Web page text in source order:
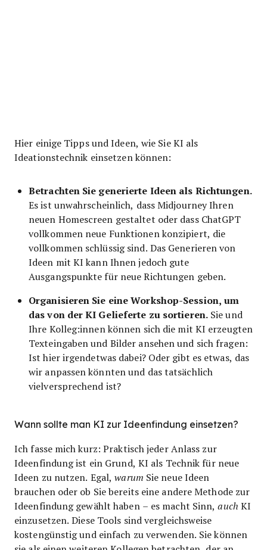
Hier einige Tipps und Ideen, wie Sie KI als
Ideationstechnik einsetzen können:
Betrachten Sie generierte Ideen als Richtungen.
Es ist unwahrscheinlich, dass Midjourney Ihren
neuen Homescreen gestaltet oder dass ChatGPT
vollkommen neue Funktionen konzipiert, die
vollkommen schlüssig sind. Das Generieren von
Ideen mit KI kann Ihnen jedoch gute
Ausgangspunkte für neue Richtungen geben.
Organisieren Sie eine Workshop-Session, um
das von der KI Gelieferte zu sortieren.Sie und
Ihre Kolleg:innen können sich die mit KI erzeugten
Texteingaben und Bilder ansehen und sich fragen:
Ist hier irgendetwas dabei? Oder gibt es etwas, das
wir anpassen könnten und das tatsächlich
vielversprechend ist?
Wann sollte man KI zur Ideenfindung einsetzen?
Ich fasse mich kurz: Praktisch jeder Anlass zur
Ideenfindung ist ein Grund, KI als Technik für neue
Ideen zu nutzen. Egal,warum Sie neue Ideen
brauchen oder ob Sie bereits eine andere Methode zur
Ideenfindung gewählt haben – es macht Sinn,auch KI
einzusetzen. Diese Tools sind vergleichsweise
kostengünstig und einfach zu verwenden. Sie können